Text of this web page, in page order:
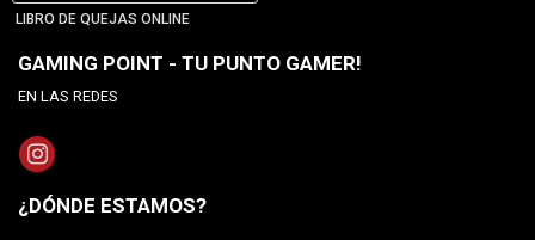
LIBRO DE QUEJAS ONLINE
GAMING POINT - TU PUNTO GAMER!
EN LAS REDES
¿DÓNDE ESTAMOS?